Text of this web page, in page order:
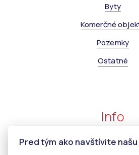
Byty
Komerčné
Pozemky
Ostatné
Info
Makléri
Pred tým ako navštívite